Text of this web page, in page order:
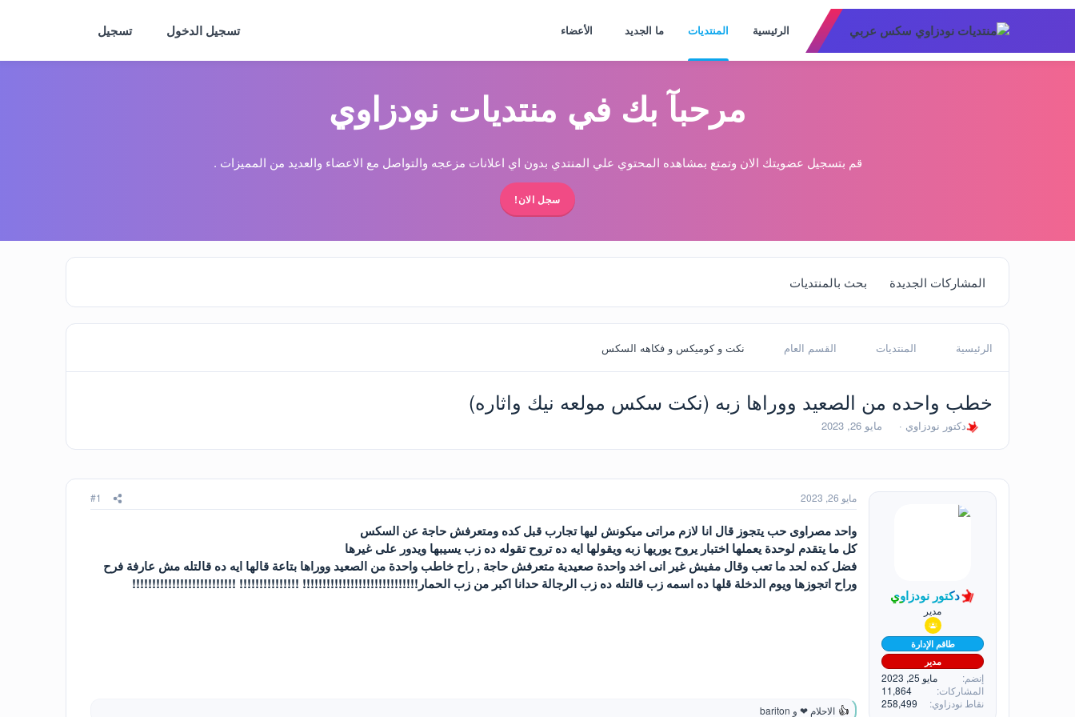
الرئيسية المنتديات ما الجديد الأعضاء تسجيل الدخول تسجيل
مرحبآ بك في منتديات نودزاوي
قم بتسجيل عضويتك الان وتمتع بمشاهده المحتوي علي المنتدي بدون اي اعلانات مزعجه والتواصل مع الاعضاء والعديد من المميزات .
سجل الان!
المشاركات الجديدة بحث بالمنتديات
الرئيسية المنتديات القسم العام نكت و كوميكس و فكاهه السكس
خطب واحده من الصعيد ووراها زبه (نكت سكس مولعه نيك واثاره)
ب
د
ا
ل
دكتور نودزاوي
ت
ر
خ
ا
مايو 26, 2023
دكتور نودزاوي
مدير
طاقم الإدارة
مدير
إنضم
مايو 25, 2023
المشاركات
11,864
نقاط نودزاوي
258,499
مايو 26, 2023 #1
واحد مصراوى حب يتجوز قال انا لازم مراتى ميكونش ليها تجارب قبل كده ومتعرفش حاجة عن السكس
كل ما يتقدم لوحدة يعملها اختبار يروح يوريها زبه ويقولها ايه ده تروح تقوله ده زب يسيبها ويدور على غيرها
فضل كده لحد ما تعب وقال مفيش غير انى اخد واحدة صعيدية متعرفش حاجة , راح خاطب واحدة من الصعيد ووراها بتاعة قالها ايه ده قالتله مش عارفة فرح
وراح اتجوزها ويوم الدخلة قلها ده اسمه زب قالتله ده زب الرجالة حدانا اكبر من زب الحمار!!!!!!!!!!!!!!!!!!!!!!!!!!!!! !!!!!!!!!!!!!!! !!!!!!!!!!!!!!!!!!!!!!!!!!
الاحلام ❤ و bariton